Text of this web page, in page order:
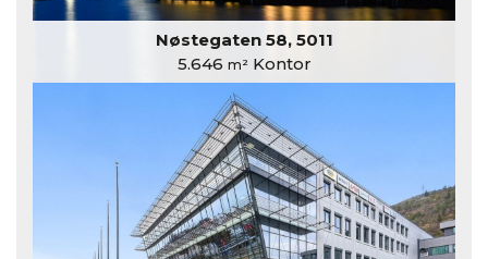
Nøstegaten 58, 5011
5.646 m²Kontor